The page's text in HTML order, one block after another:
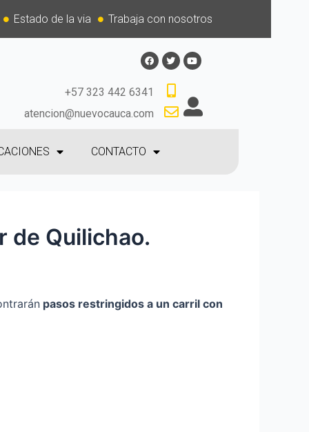
Estado de la via Trabaja con nosotros
+57 323 442 6341
atencion@nuevocauca.com
CONTACTO
de Quilichao.
pasos restringidos a un carril con